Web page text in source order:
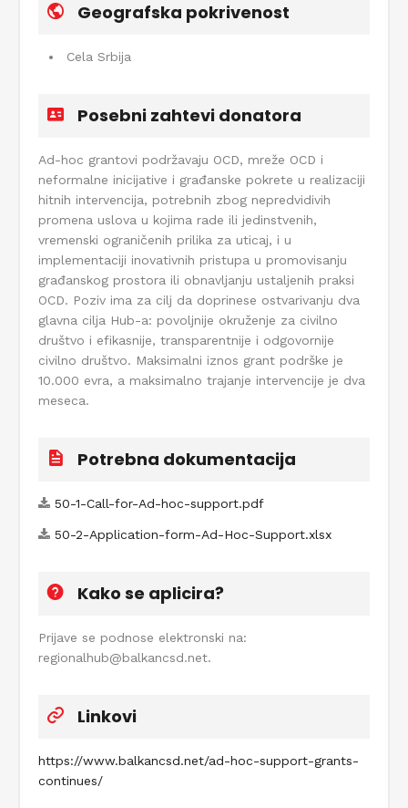
Geografska pokrivenost
Cela Srbija
Posebni zahtevi donatora
Ad-hoc grantovi podržavaju OCD, mreže OCD i
neformalne inicijative i građanske pokrete u realizaciji
hitnih intervencija, potrebnih zbog nepredvidivih
promena uslova u kojima rade ili jedinstvenih,
vremenski ograničenih prilika za uticaj, i u
implementaciji inovativnih pristupa u promovisanju
građanskog prostora ili obnavljanju ustaljenih praksi
OCD. Poziv ima za cilj da doprinese ostvarivanju dva
glavna cilja Hub-a: povoljnije okruženje za civilno
društvo i efikasnije, transparentnije i odgovornije
civilno društvo. Maksimalni iznos grant podrške je
10.000 evra, a maksimalno trajanje intervencije je dva
meseca.
Potrebna dokumentacija
50-1-Call-for-Ad-hoc-support.pdf
50-2-Application-form-Ad-Hoc-Support.xlsx
Kako se aplicira?
Prijave se podnose elektronski na:
regionalhub@balkancsd.net.
Linkovi
https://www.balkancsd.net/ad-hoc-support-grants-
continues/